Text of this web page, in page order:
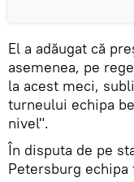
El a adăugat că
asemenea, pe
la acest meci,
turneului echipa
nivel".
În disputa de pe
Petersburg echipa